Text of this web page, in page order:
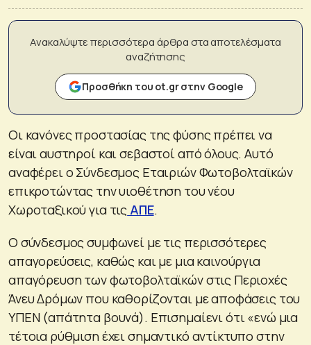
Ανακαλύψτε περισσότερα άρθρα στα αποτελέσματα
αναζήτησης
Προσθήκη του ot.gr στην Google
Οι κανόνες προστασίας της φύσης πρέπει να
είναι αυστηροί και σεβαστοί από όλους. Αυτό
αναφέρει ο Σύνδεσμος Εταιριών Φωτοβολταϊκών
επικροτώντας την υιοθέτηση του νέου
Χωροταξικού για τις ΑΠΕ.
Ο σύνδεσμος συμφωνεί με τις περισσότερες
απαγορεύσεις, καθώς και με μια καινούργια
απαγόρευση των φωτοβολταϊκών στις Περιοχές
Άνευ Δρόμων που καθορίζονται με αποφάσεις του
ΥΠΕΝ (απάτητα βουνά). Επισημαίενι ότι «ενώ μια
τέτοια ρύθμιση έχει σημαντικό αντίκτυπο στην